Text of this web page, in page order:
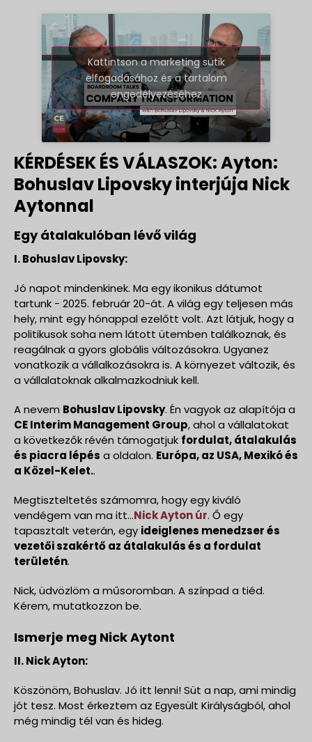
Kattintson a marketing sütik
elfogadásához és a tartalom
engedélyezéséhez
KÉRDÉSEK ÉS VÁLASZOK: Ayton:
Bohuslav Lipovsky interjúja Nick
Aytonnal
Egy átalakulóban lévő világ
I. Bohuslav Lipovsky:
Jó napot mindenkinek. Ma egy ikonikus dátumot
tartunk - 2025. február 20-át. A világ egy teljesen más
hely, mint egy hónappal ezelőtt volt. Azt látjuk, hogy a
politikusok soha nem látott ütemben találkoznak, és
reagálnak a gyors globális változásokra. Ugyanez
vonatkozik a vállalkozásokra is. A környezet változik, és
a vállalatoknak alkalmazkodniuk kell.
A nevem Bohuslav Lipovsky. Én vagyok az alapítója a
CE Interim Management Group, ahol a vállalatokat
a következők révén támogatjuk fordulat, átalakulás
és piacra lépés a oldalon. Európa, az USA, Mexikó és
a Közel-Kelet..
Megtiszteltetés számomra, hogy egy kiváló
vendégem van ma itt...Nick Ayton úr. Ő egy
tapasztalt veterán, egy ideiglenes menedzser és
vezetői szakértő az átalakulás és a fordulat
területén.
Nick, üdvözlöm a műsoromban. A színpad a tiéd.
Kérem, mutatkozzon be.
Ismerje meg Nick Aytont
II. Nick Ayton:
Köszönöm, Bohuslav. Jó itt lenni! Süt a nap, ami mindig
jót tesz. Most érkeztem az Egyesült Királyságból, ahol
még mindig tél van és hideg.